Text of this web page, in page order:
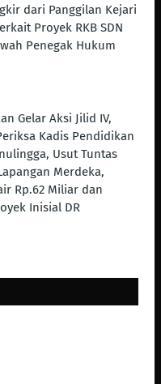
dari Panggilan Kejari
Proyek RKB SDN
Penegak Hukum
Gelar Aksi Jilid IV,
Kadis Pendidikan
Usut Tuntas
Merdeka,
Rp.62 Miliar dan
Inisial DR